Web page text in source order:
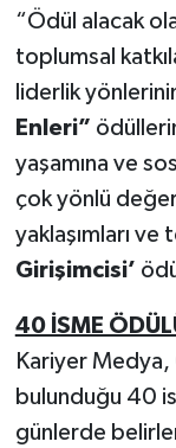
“Ödül alacak
toplumsal
liderlik
Enleri”
yaşamına ve
çok yönlü
yaklaşımları ve
Girişimcisi’
40 İSME
Kariyer
bulunduğu 40
günlerde